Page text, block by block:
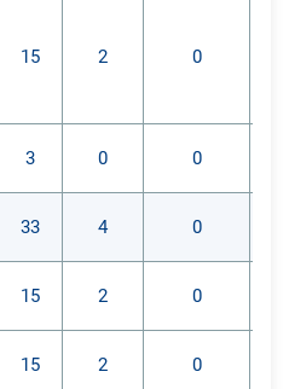
15 2 0
3 0 0
33 4 0
15 2 0
15 2 0